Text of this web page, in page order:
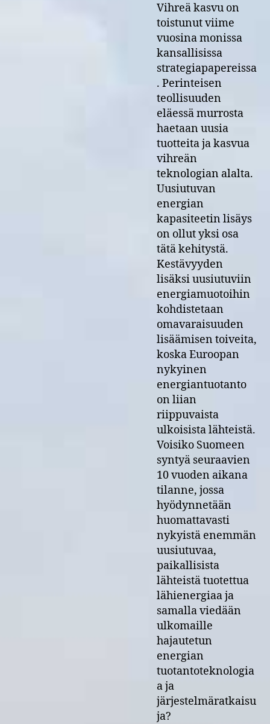
Vihreä kasvu on
toistunut viime
vuosina monissa
kansallisissa
strategiapapereissa
. Perinteisen
teollisuuden
eläessä murrosta
haetaan uusia
tuotteita ja kasvua
vihreän
teknologian alalta.
Uusiutuvan
energian
kapasiteetin lisäys
on ollut yksi osa
tätä kehitystä.
Kestävyyden
lisäksi uusiutuviin
energiamuotoihin
kohdistetaan
omavaraisuuden
lisäämisen toiveita,
koska Euroopan
nykyinen
energiantuotanto
on liian
riippuvaista
ulkoisista lähteistä.
Voisiko Suomeen
syntyä seuraavien
10 vuoden aikana
tilanne, jossa
hyödynnetään
huomattavasti
nykyistä enemmän
uusiutuvaa,
paikallisista
lähteistä tuotettua
lähienergiaa ja
samalla viedään
ulkomaille
hajautetun
energian
tuotantoteknologia
a ja
järjestelmäratkaisu
ja?